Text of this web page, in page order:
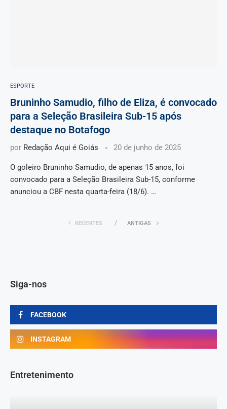
ESPORTE
Bruninho Samudio, filho de Eliza, é convocado
para a Seleção Brasileira Sub-15 após
destaque no Botafogo
por Redação Aqui é Goiás 20 de junho de 2025
O goleiro Bruninho Samudio, de apenas 15 anos, foi
convocado para a Seleção Brasileira Sub-15, conforme
anunciou a CBF nesta quarta-feira (18/6). …
RECENTES ANTIGAS
Siga-nos
FACEBOOK
INSTAGRAM
Entretenimento